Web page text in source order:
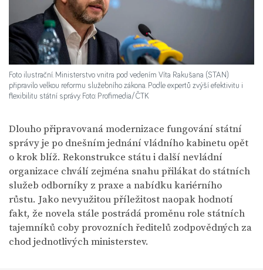
Foto ilustrační. Ministerstvo vnitra pod vedením Víta Rakušana (STAN)
připravilo velkou reformu služebního zákona. Podle expertů zvýší efektivitu i
flexibilitu státní správy. Foto: Profimedia/ČTK
Dlouho připravovaná modernizace fungování státní
správy je po dnešním jednání vládního kabinetu opět
o krok blíž. Rekonstrukce státu i další nevládní
organizace chválí zejména snahu přilákat do státních
služeb odborníky z praxe a nabídku kariérního
růstu. Jako nevyužitou příležitost naopak hodnotí
fakt, že novela stále postrádá proměnu role státních
tajemníků coby provozních ředitelů zodpovědných za
chod jednotlivých ministerstev.